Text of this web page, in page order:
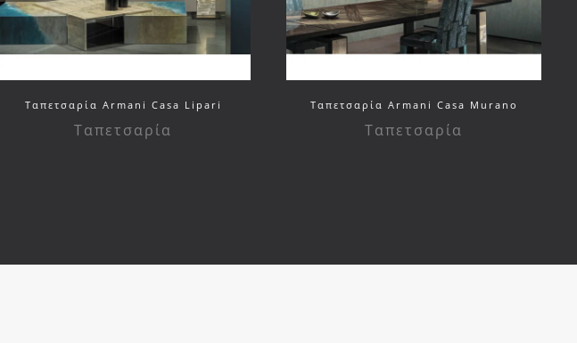
Ταπετσαρία Armani Casa Lipari
Ταπετσαρία
Ταπετσαρία Armani Casa Murano
Ταπετσαρία